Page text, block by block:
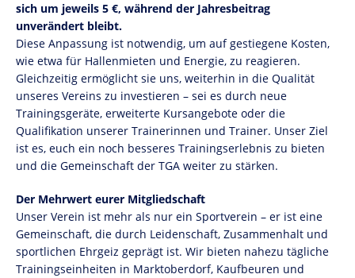
sich um jeweils 5 €, während der Jahresbeitrag
unverändert bleibt.
Diese Anpassung ist notwendig, um auf gestiegene Kosten,
wie etwa für Hallenmieten und Energie, zu reagieren.
Gleichzeitig ermöglicht sie uns, weiterhin in die Qualität
unseres Vereins zu investieren – sei es durch neue
Trainingsgeräte, erweiterte Kursangebote oder die
Qualifikation unserer Trainerinnen und Trainer. Unser Ziel
ist es, euch ein noch besseres Trainingserlebnis zu bieten
und die Gemeinschaft der TGA weiter zu stärken.
Der Mehrwert eurer Mitgliedschaft
Unser Verein ist mehr als nur ein Sportverein – er ist eine
Gemeinschaft, die durch Leidenschaft, Zusammenhalt und
sportlichen Ehrgeiz geprägt ist. Wir bieten nahezu tägliche
Trainingseinheiten in Marktoberdorf, Kaufbeuren und